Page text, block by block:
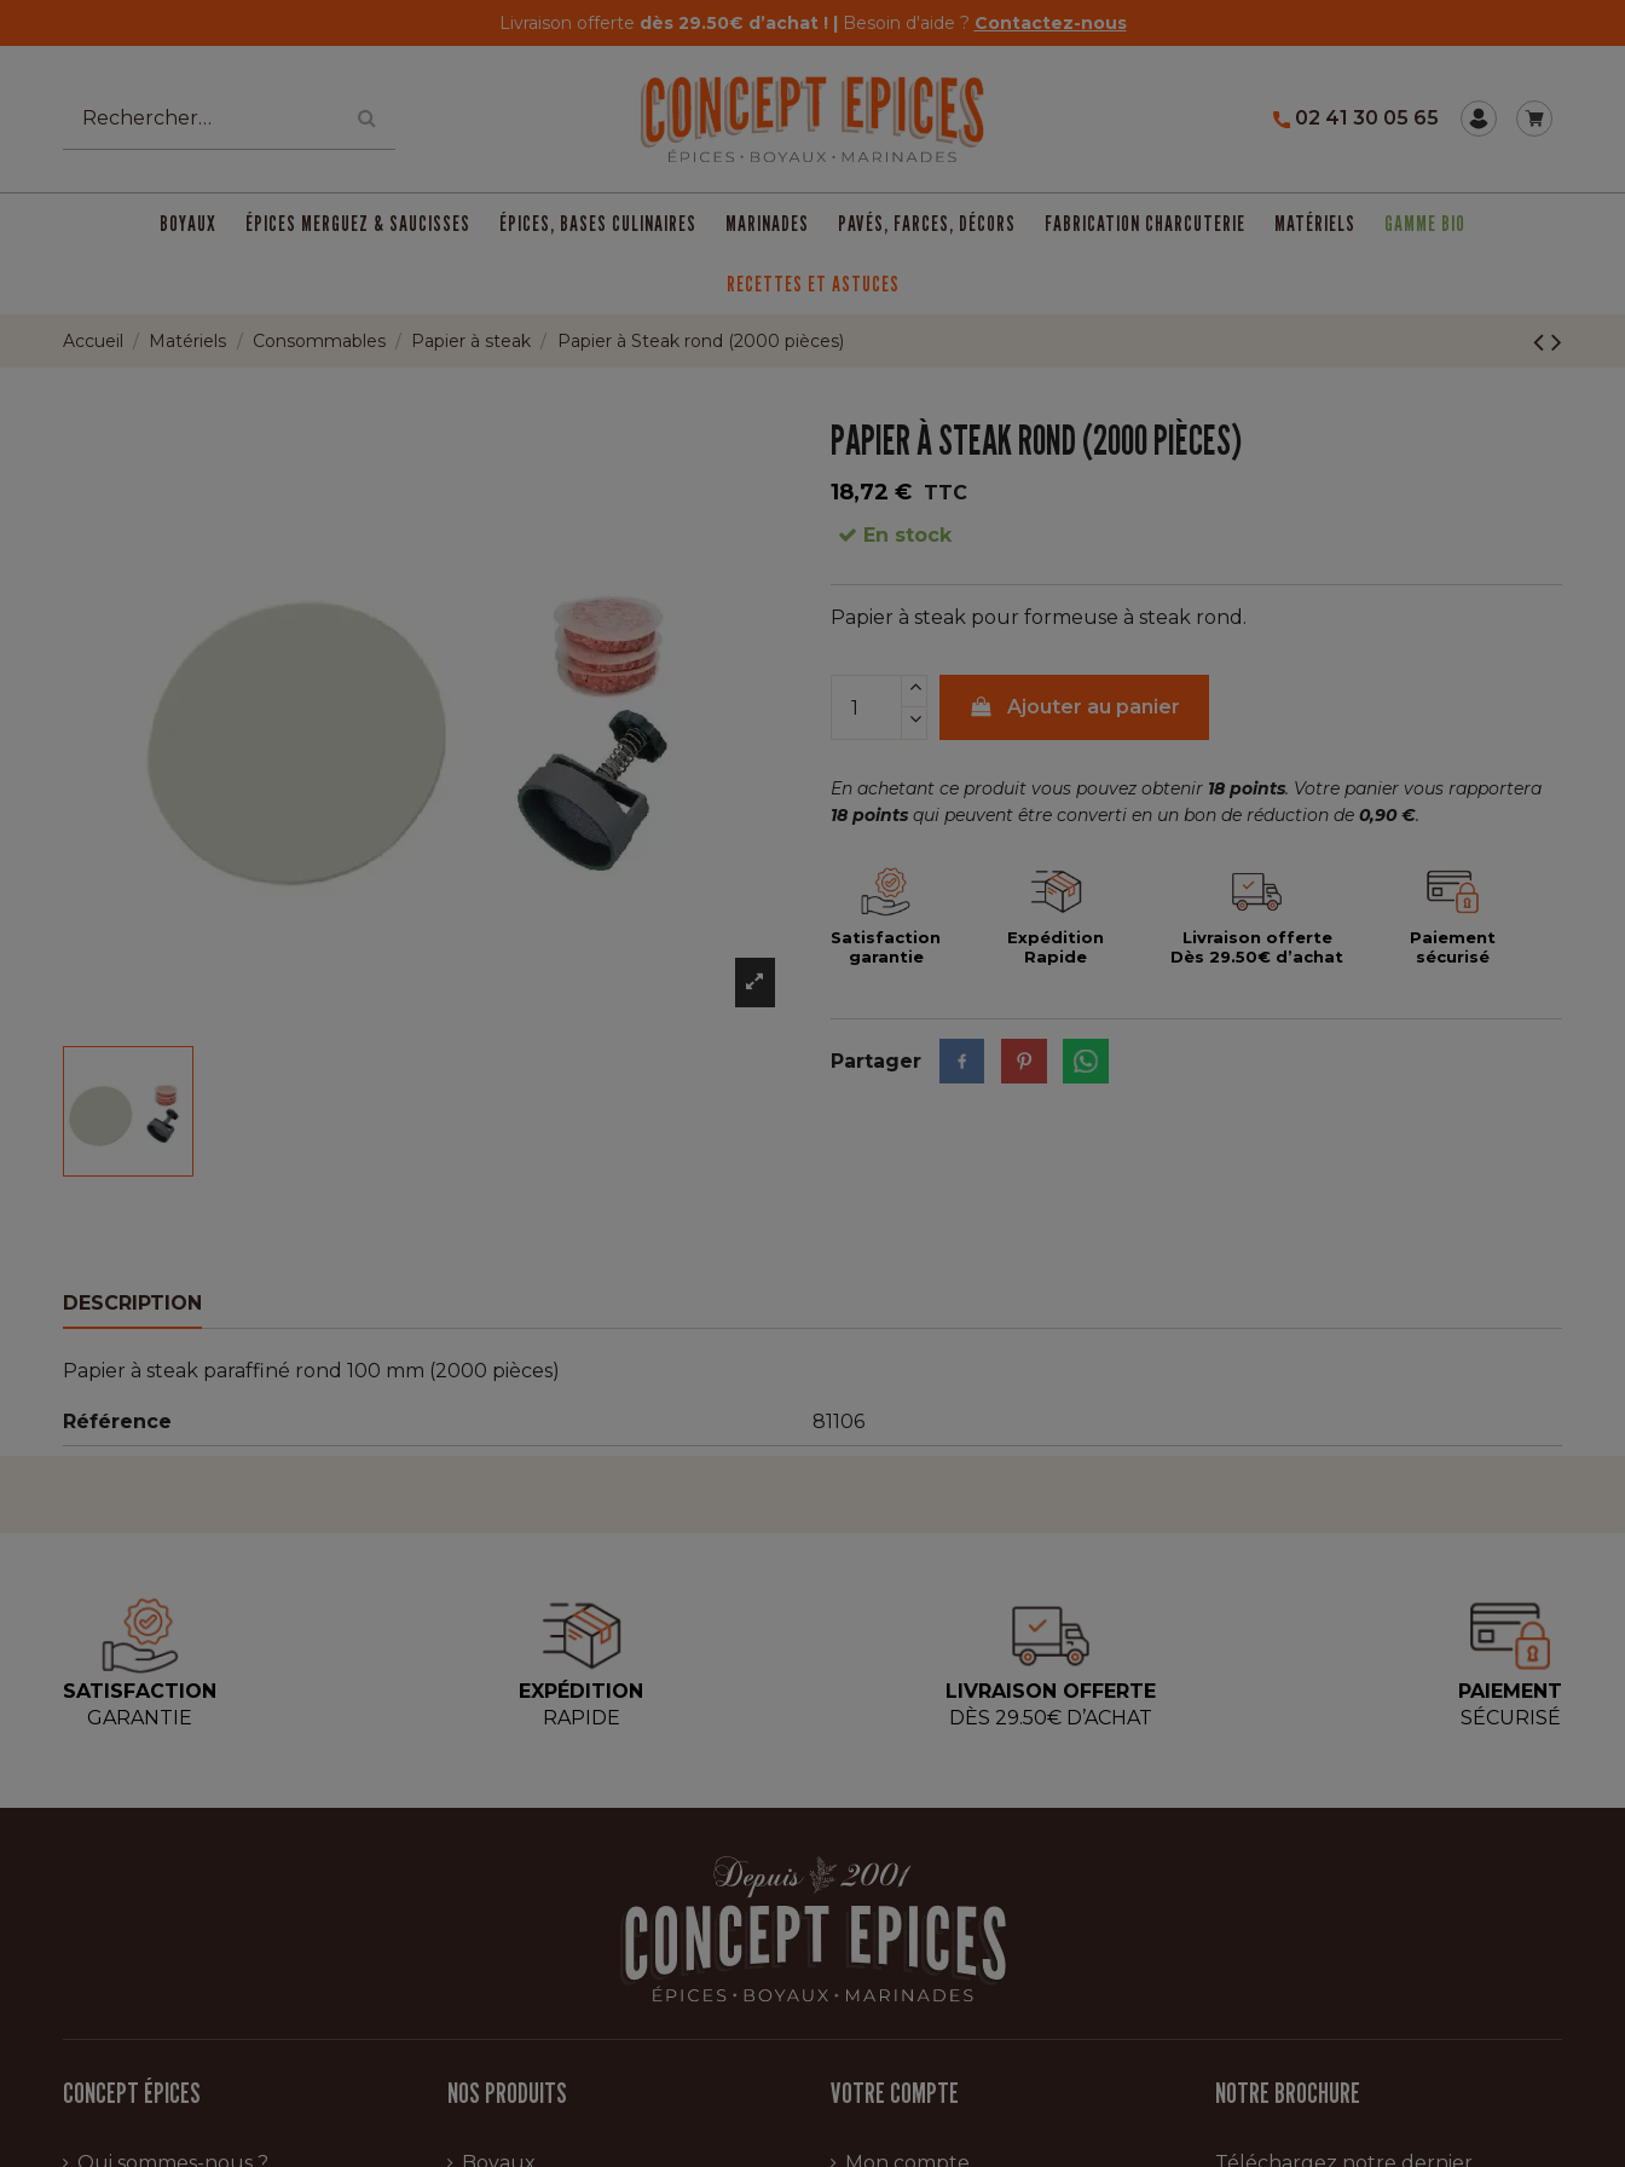
Livraison offerte dès 29.50€ d’achat ! | Besoin d'aide ? Contactez-nous
02 41 30 05 65
BOYAUX ÉPICES MERGUEZ & SAUCISSES ÉPICES, BASES CULINAIRES MARINADES PAVÉS, FARCES, DÉCORS FABRICATION CHARCUTERIE MATÉRIELS GAMME BIO
RECETTES ET ASTUCES
Accueil Matériels Consommables Papier à steak Papier à Steak rond (2000 pièces)
PAPIER À STEAK ROND (2000 PIÈCES)
18,72 € TTC
En stock
Papier à steak pour formeuse à steak rond.
Ajouter au panier
En achetant ce produit vous pouvez obtenir 18 points. Votre panier vous rapportera
18 points qui peuvent être converti en un bon de réduction de 0,90 €.
Satisfaction
garantie
Expédition
Rapide
Livraison offerte
Dès 29.50€ d’achat
Paiement
sécurisé
Partager
DESCRIPTION
Papier à steak paraffiné rond 100 mm (2000 pièces)
Référence 81106
SATISFACTION
GARANTIE
EXPÉDITION
RAPIDE
LIVRAISON OFFERTE
DÈS 29.50€ D’ACHAT
PAIEMENT
SÉCURISÉ
CONCEPT ÉPICES NOS PRODUITS VOTRE COMPTE NOTRE BROCHURE